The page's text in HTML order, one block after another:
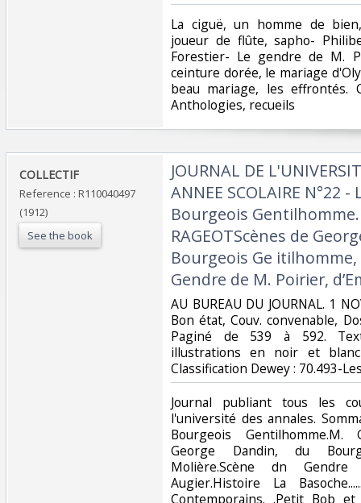
‎La ciguë, un homme de
joueur de flûte, sapho-
Forestier- Le gendre de M.
ceinture dorée, le mariage
beau mariage, les effrontés.
Anthologies, recueils‎
‎COLLECTIF‎
Reference : R110040497
(1912)
See the book
‎JOURNAL DE
ANNEE SCOLAIRE
Bourgeois
RAGEOTScènes de
Bourgeois Ge
Gendre de M. Poirier,
‎AU BUREAU DU JOURNAL. 1
Bon état, Couv. convenable,
Paginé de 539 à 592.
illustrations en noir et
Classification Dewey : 70.493-
‎Journal publiant tous les
l'université des annales.
Bourgeois Gentilhomme.M.
George Dandin, du
Molière.Scène dn
Augier.Histoire La
Contemporains. .Petit Bob et